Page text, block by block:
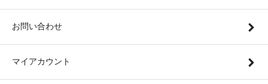
お問い合わせ
マイアカウント